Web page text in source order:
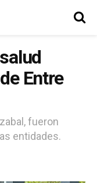
Entre
fueron
entidades.